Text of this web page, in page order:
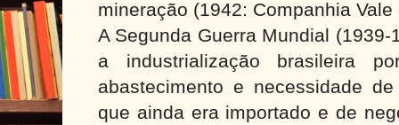
mineração (1942: Companhia
A Segunda Guerra Mundial
a industrialização brasileira
abastecimento e necessidade
que ainda era importado e de